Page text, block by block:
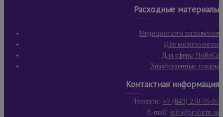
Расходные материалы
Медицинского назначения
Для косметологии
Для сферы HoReCa
Хозяйственные товары
Контактная информация
Телефон: +7 (843) 250-76-07
E-mail: info@profarm.su